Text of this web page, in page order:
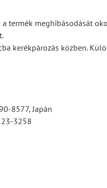
a termék meghibásodását
kerékpározás közben.
8577, Japán
3258